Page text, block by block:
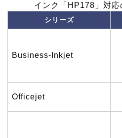
インク「HP178」対
シリーズ
Business-Inkjet
Officejet